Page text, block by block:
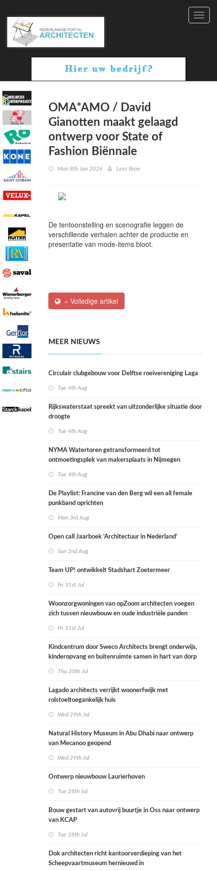
OMA*AMO / David
Gianotten maakt gelaagd
ontwerp voor State of
Fashion Biënnale
Mon 8th Jun 2026 Lees Bron
De tentoonstelling en scenografie leggen de
verschillende verhalen achter de productie en
presentatie van mode-items bloot.
» Volledige artikel
MEER NIEUWS
Circulair clubgebouw voor Delftse roeivereniging Laga
Tue 4th Aug
Rijkswaterstaat spreekt van uitzonderlijke situatie door
droogte
Tue 4th Aug
NYMA Watertoren getransformeerd tot
ontmoetingsplek van makersplaats in Nijmegen
Tue 4th Aug
De Playlist: Francine van den Berg wil een all female
punkband oprichten
Mon 3rd Aug
Open call Jaarboek ‘Architectuur in Nederland’
Sun 2nd Aug
Team UP! ontwikkelt Stadshart Zoetermeer
Fri 31st Jul
Woonzorgwoningen van opZoom architecten voegen
zich tussen nieuwbouw en oude industriële panden
Fri 31st Jul
Kindcentrum door Sweco Architects brengt onderwijs,
kinderopvang en buitenruimte samen in hart van dorp
Thu 30th Jul
Lagado architects verrijkt woonerfwijk met
rolstoeltoegankelijk huis
Wed 29th Jul
Natural History Museum in Abu Dhabi naar ontwerp
van Mecanoo geopend
Wed 29th Jul
Ontwerp nieuwbouw Laurierhoven
Tue 28th Jul
Bouw gestart van autovrij buurtje in Oss naar ontwerp
van KCAP
Tue 28th Jul
Dok architecten richt kantoorverdieping van het
Scheepvaartmuseum hernieuwd in